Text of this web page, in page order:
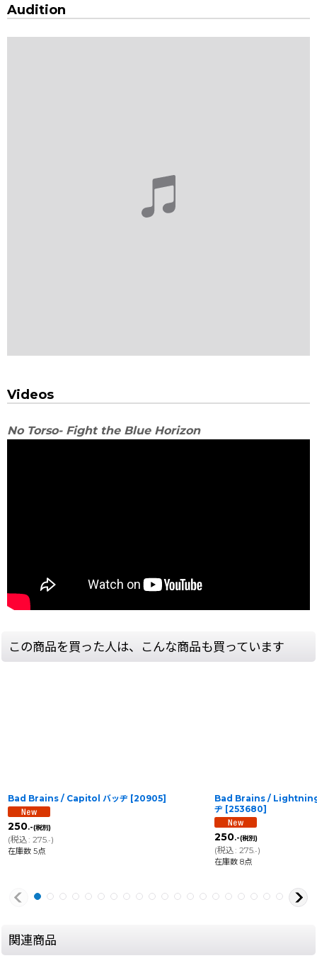
Audition
Videos
No Torso- Fight the Blue Horizon
この商品を買った人は、こんな商品も買っています
Bad Brains / Capitol バッヂ [20905]
250.-(税別)
(税込: 275.-)
在庫数 5点
Bad Brains /
ヂ [253680]
250.-(税別)
(税込: 275.-)
在庫数 8点
関連商品